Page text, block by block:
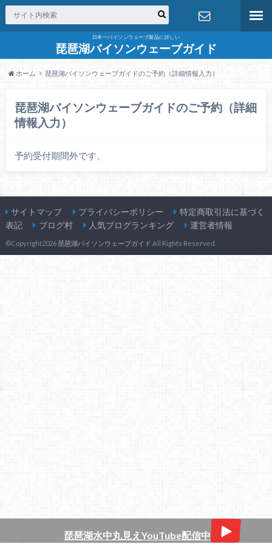
日本一バイソンウェーブ製品に詳しい
琵琶湖バイソンウェーブガイド
お問合せ
ホーム 琵琶湖バイソンウェーブガイドのご予約（詳細情報入力）
琵琶湖バイソンウェーブガイドのご予約（詳細
情報入力）
予約受付期間外です。
サイトマップ プライバシーポリシー
特定商取引法に基づく
表記
ブログ村 人気ブログランキング 運営者情報
©Copyright2026 琵琶湖バイソンウェーブガイド .All Rights Reserved.
琵琶湖水中丸見えYouTube配信中